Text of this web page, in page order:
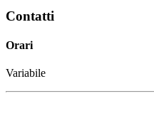
Contatti
Orari
Variabile